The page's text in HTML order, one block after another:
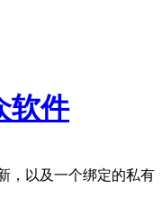
软件
，以及一个绑定的私有